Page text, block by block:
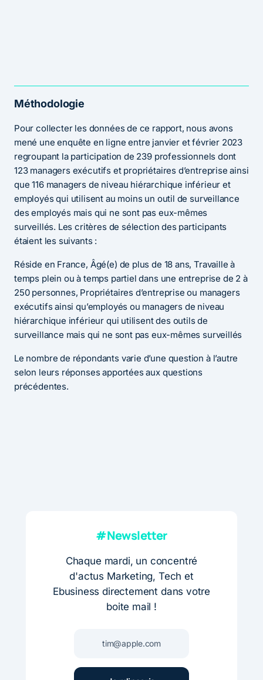
Méthodologie
Pour collecter les données de ce rapport, nous avons
mené une enquête en ligne entre janvier et février 2023
regroupant la participation de 239 professionnels dont
123 managers exécutifs et propriétaires d’entreprise ainsi
que 116 managers de niveau hiérarchique inférieur et
employés qui utilisent au moins un outil de surveillance
des employés mais qui ne sont pas eux-mêmes
surveillés. Les critères de sélection des participants
étaient les suivants :
Réside en France, Âgé(e) de plus de 18 ans, Travaille à
temps plein ou à temps partiel dans une entreprise de 2 à
250 personnes, Propriétaires d’entreprise ou managers
exécutifs ainsi qu’employés ou managers de niveau
hiérarchique inférieur qui utilisent des outils de
surveillance mais qui ne sont pas eux-mêmes surveillés
Le nombre de répondants varie d’une question à l’autre
selon leurs réponses apportées aux questions
précédentes.
#Newsletter
Chaque mardi, un concentré
d'actus Marketing, Tech et
Ebusiness directement dans votre
boite mail !